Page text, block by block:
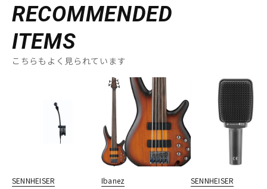
RECOMMENDED
ITEMS
こちらもよく見られています
SENNHEISER
Ibanez
SENNHEISER